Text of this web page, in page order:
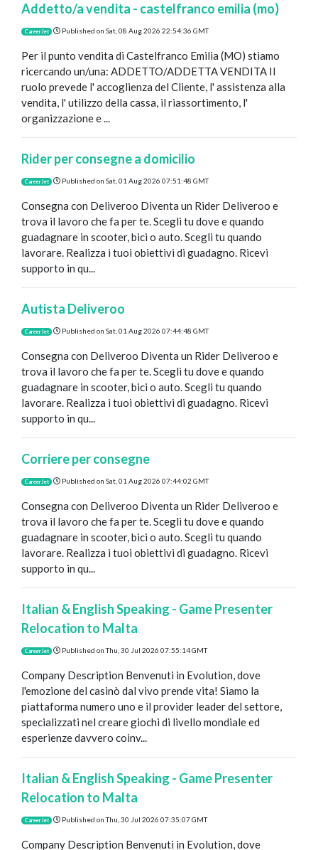
Addetto/a vendita - castelfranco emilia (mo)
CareerJet Published on Sat, 08 Aug 2026 22:54:36 GMT
Per il punto vendita di Castelfranco Emilia (MO) stiamo
ricercando un/una: ADDETTO/ADDETTA VENDITA Il
ruolo prevede l' accoglienza del Cliente, l' assistenza alla
vendita, l' utilizzo della cassa, il riassortimento, l'
organizzazione e ...
Rider per consegne a domicilio
CareerJet Published on Sat, 01 Aug 2026 07:51:48 GMT
Consegna con Deliveroo Diventa un Rider Deliveroo e
trova il lavoro che fa per te. Scegli tu dove e quando
guadagnare in scooter, bici o auto. Scegli tu quando
lavorare. Realizza i tuoi obiettivi di guadagno. Ricevi
supporto in qu...
Autista Deliveroo
CareerJet Published on Sat, 01 Aug 2026 07:44:48 GMT
Consegna con Deliveroo Diventa un Rider Deliveroo e
trova il lavoro che fa per te. Scegli tu dove e quando
guadagnare in scooter, bici o auto. Scegli tu quando
lavorare. Realizza i tuoi obiettivi di guadagno. Ricevi
supporto in qu...
Corriere per consegne
CareerJet Published on Sat, 01 Aug 2026 07:44:02 GMT
Consegna con Deliveroo Diventa un Rider Deliveroo e
trova il lavoro che fa per te. Scegli tu dove e quando
guadagnare in scooter, bici o auto. Scegli tu quando
lavorare. Realizza i tuoi obiettivi di guadagno. Ricevi
supporto in qu...
Italian & English Speaking - Game Presenter
Relocation to Malta
CareerJet Published onThu, 30 Jul 2026 07:55:14 GMT
Company Description Benvenuti in Evolution, dove
l'emozione del casinò dal vivo prende vita! Siamo la
piattaforma numero uno e il provider leader del settore,
specializzati nel creare giochi di livello mondiale ed
esperienze davvero coinv...
Italian & English Speaking - Game Presenter
Relocation to Malta
CareerJet Published onThu, 30 Jul 2026 07:35:07 GMT
Company Description Benvenuti in Evolution, dove